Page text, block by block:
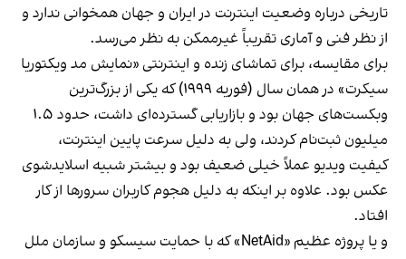
تاریخی درباره وضعیت اینترنت در ایران و جهان همخوانی ندارد و
از نظر فنی و آماری تقریباً غیرممکن به نظر می‌رسد.
برای مقایسه، برای تماشای زنده و اینترنتی «نمایش مد ویکتوریا
سیکرت» در همان سال (فوریه ۱۹۹۹) که یکی از بزرگ‌ترین
وبکست‌های جهان بود و بازاریابی گسترده‌ای داشت، حدود ۱.۵
میلیون ثبت‌نام کردند، ولی به دلیل سرعت پایین اینترنت،
کیفیت ویدیو عملاً خیلی ضعیف بود و بیشتر شبیه اسلایدشوی
عکس بود. علاوه بر اینکه به دلیل هجوم کاربران سرورها از کار
افتاد.
و یا پروژه عظیم «NetAid» که با حمایت سیسکو و سازمان ملل